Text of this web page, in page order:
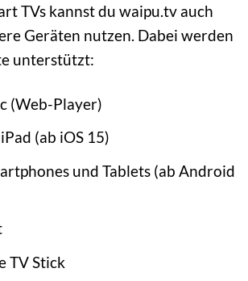
TVs kannst du waipu.tv auch
Geräten nutzen. Dabei werden
unterstützt:
(Web-Player)
(ab iOS 15)
und Tablets (ab Android
TV Stick